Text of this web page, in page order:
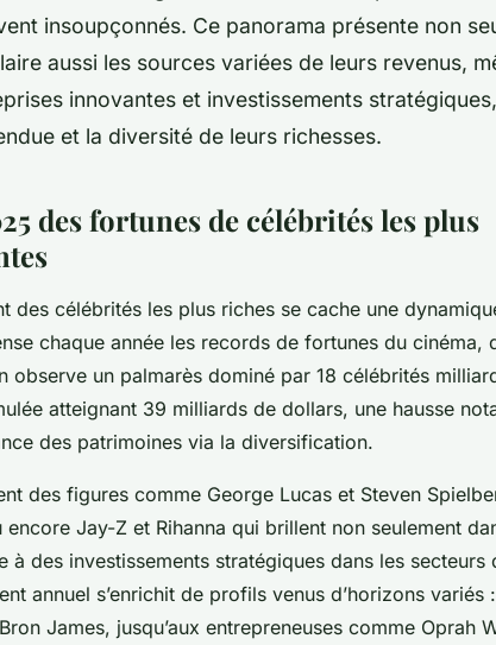
insoupçonnés. Ce panorama présente non
aussi les sources variées de leurs revenus,
innovantes et investissements
et la diversité de leurs richesses.
des fortunes de célébrités les plus
des célébrités les plus riches se cache une
chaque année les records de fortunes du cinéma,
observe un palmarès dominé par 18 célébrités
atteignant 39 milliards de dollars, une hausse
des patrimoines via la diversification.
des figures comme George Lucas et Steven
Jay-Z et Rihanna qui brillent non seulement
à des investissements stratégiques dans les secteurs
annuel s’enrichit de profils venus d’horizons
James, jusqu’aux entrepreneuses comme Oprah